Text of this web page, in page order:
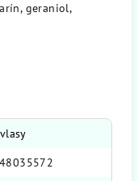
geraniol,